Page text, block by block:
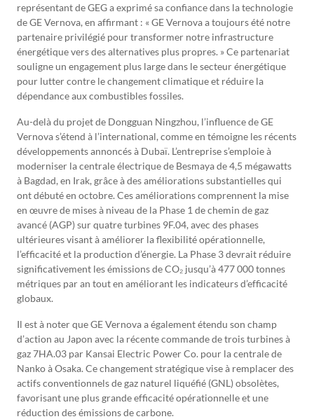
représentant de GEG a exprimé sa confiance dans la technologie
de GE Vernova, en affirmant : « GE Vernova a toujours été notre
partenaire privilégié pour transformer notre infrastructure
énergétique vers des alternatives plus propres. » Ce partenariat
souligne un engagement plus large dans le secteur énergétique
pour lutter contre le changement climatique et réduire la
dépendance aux combustibles fossiles.
Au-delà du projet de Dongguan Ningzhou, l’influence de GE
Vernova s’étend à l’international, comme en témoigne les récents
développements annoncés à Dubaï. L’entreprise s’emploie à
moderniser la centrale électrique de Besmaya de 4,5 mégawatts
à Bagdad, en Irak, grâce à des améliorations substantielles qui
ont débuté en octobre. Ces améliorations comprennent la mise
en œuvre de mises à niveau de la Phase 1 de chemin de gaz
avancé (AGP) sur quatre turbines 9F.04, avec des phases
ultérieures visant à améliorer la flexibilité opérationnelle,
l’efficacité et la production d’énergie. La Phase 3 devrait réduire
significativement les émissions de CO₂ jusqu’à 477 000 tonnes
métriques par an tout en améliorant les indicateurs d’efficacité
globaux.
Il est à noter que GE Vernova a également étendu son champ
d’action au Japon avec la récente commande de trois turbines à
gaz 7HA.03 par Kansai Electric Power Co. pour la centrale de
Nanko à Osaka. Ce changement stratégique vise à remplacer des
actifs conventionnels de gaz naturel liquéfié (GNL) obsolètes,
favorisant une plus grande efficacité opérationnelle et une
réduction des émissions de carbone.